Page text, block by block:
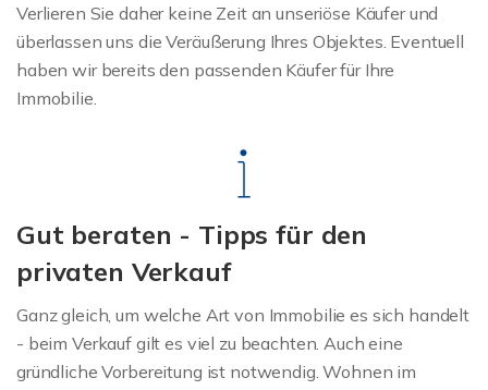
Verlieren Sie daher keine Zeit an unseriöse Käufer und
überlassen uns die Veräußerung Ihres Objektes. Eventuell
haben wir bereits den passenden Käufer für Ihre
Immobilie.
Gut beraten - Tipps für den
privaten Verkauf
Ganz gleich, um welche Art von Immobilie es sich handelt
- beim Verkauf gilt es viel zu beachten. Auch eine
gründliche Vorbereitung ist notwendig. Wohnen im